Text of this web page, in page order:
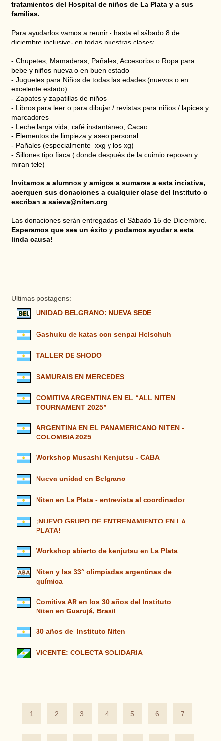
tratamientos del Hospital de niños de La Plata y a sus
familias.
Para ayudarlos vamos a reunir - hasta el sábado 8 de
diciembre inclusive- en todas nuestras clases:
- Chupetes, Mamaderas, Pañales, Accesorios o Ropa para
bebe y niños nueva o en buen estado
- Juguetes para Niños de todas las edades (nuevos o en
excelente estado)
- Zapatos y zapatillas de niños
- Libros para leer o para dibujar / revistas para niños / lapices y
marcadores
- Leche larga vida, café instantáneo, Cacao
- Elementos de limpieza y aseo personal
- Pañales (especialmente xxg y los xg)
- Sillones tipo fiaca ( donde después de la quimio reposan y
miran tele)
Invitamos a alumnos y amigos a sumarse a esta inciativa,
acerquen sus donaciones a cualquier clase del Instituto o
escriban a saieva@niten.org
Las donaciones serán entregadas el Sábado 15 de Diciembre.
Esperamos que sea un éxito y podamos ayudar a esta
linda causa!
Ultimas postagens:
UNIDAD BELGRANO: NUEVA SEDE
Gashuku de katas con senpai Holschuh
TALLER DE SHODO
SAMURAIS EN MERCEDES
COMITIVA ARGENTINA EN EL “ALL NITEN
TOURNAMENT 2025”
ARGENTINA EN EL PANAMERICANO NITEN -
COLOMBIA 2025
Workshop Musashi Kenjutsu - CABA
Nueva unidad en Belgrano
Niten en La Plata - entrevista al coordinador
¡NUEVO GRUPO DE ENTRENAMIENTO EN LA
PLATA!
Workshop abierto de kenjutsu en La Plata
Niten y las 33° olimpiadas argentinas de
química
Comitiva AR en los 30 años del Instituto
Niten en Guarujá, Brasil
30 años del Instituto Niten
VICENTE: COLECTA SOLIDARIA
1 2 3 4 5 6 7